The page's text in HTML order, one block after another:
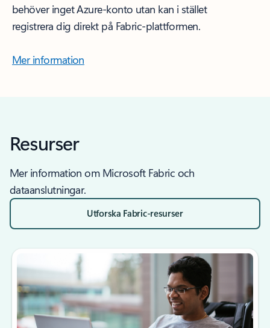
behöver inget Azure-konto utan kan i stället
registrera dig direkt på Fabric-plattformen.
Mer information
Resurser
Mer information om Microsoft Fabric och
dataanslutningar.
Utforska Fabric-resurser